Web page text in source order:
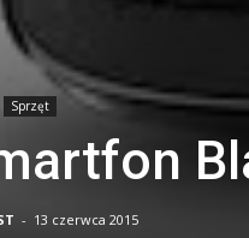
Sprzęt
- 13 czerwca 2015